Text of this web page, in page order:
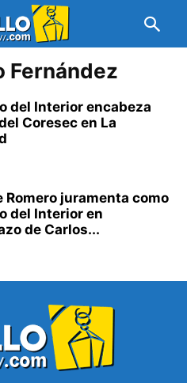
Fernández
del Interior encabeza
Coresec en La
Romero juramenta como
del Interior en
de Carlos...